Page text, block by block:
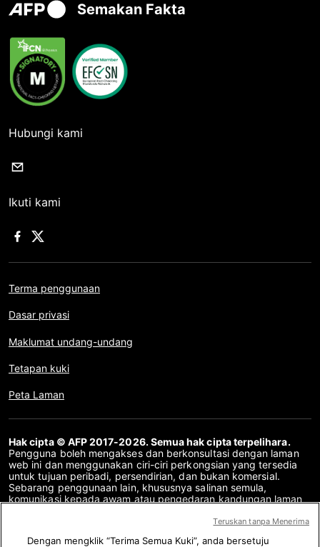
Semakan Fakta
Hubungi kami
Ikuti kami
Terma penggunaan
Dasar privasi
Maklumat undang-undang
Tetapan kuki
Peta Laman
Hak cipta © AFP 2017-2026. Semua hak cipta terpelihara.
Pengguna boleh mengakses dan berkonsultasi dengan laman
web ini dan menggunakan ciri-ciri perkongsian yang tersedia
untuk tujuan peribadi, persendirian, dan bukan komersial.
Sebarang penggunaan lain, khususnya salinan semula,
komunikasi kepada awam atau pengedaran kandungan laman
sebarang tujuan lain dan/atau dengan cara lain, tanpa
adalah dilarang sama sekali. Perkara yang digambarkan atau
Dengan mengklik “Terima Semua Kuki”, anda bersetuju
Teruskan tanpa Menerima